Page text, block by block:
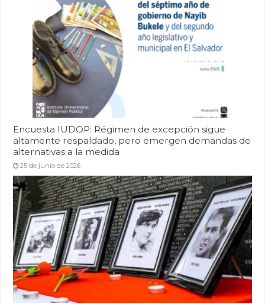
Encuesta IUDOP: Régimen de excepción sigue
altamente respaldado, pero emergen demandas de
alternativas a la medida
25 de junio de 2026